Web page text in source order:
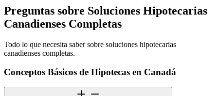
Preguntas sobre Soluciones Hipotecarias
Canadienses Completas
Todo lo que necesita saber sobre soluciones hipotecarias
canadienses completas.
Conceptos Básicos de Hipotecas en Canadá